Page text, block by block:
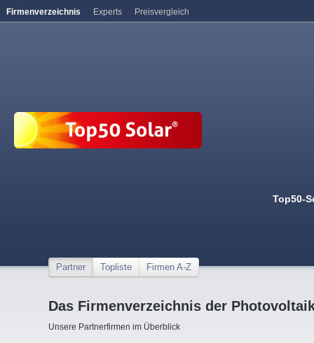
Top50-
Partner Topliste Firmen A-Z
Das Firmenverzeichnis der
Unsere Partnerfirmen im Überblick
Firmenverzeichnis Experts Preisvergleich